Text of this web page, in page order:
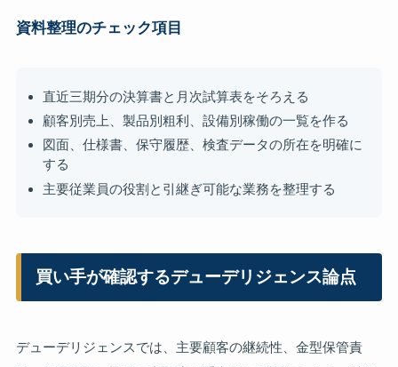
資料整理のチェック項目
直近三期分の決算書と月次試算表をそろえる
顧客別売上、製品別粗利、設備別稼働の一覧を作る
図面、仕様書、保守履歴、検査データの所在を明確に
する
主要従業員の役割と引継ぎ可能な業務を整理する
買い手が確認するデューデリジェンス論点
デューデリジェンスでは、主要顧客の継続性、金型保管責